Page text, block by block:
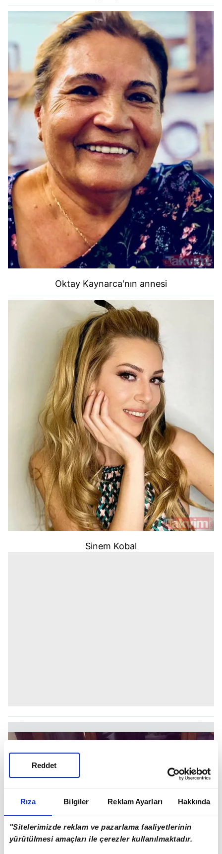
Rıza Bilgiler Reklam Ayarları Hakkında
"Sitelerimizde reklam ve pazarlama faaliyetlerinin
yürütülmesi amaçları ile çerezler kullanılmaktadır.
Reddet
Oktay Kaynarca'nın annesi
Sinem Kobal